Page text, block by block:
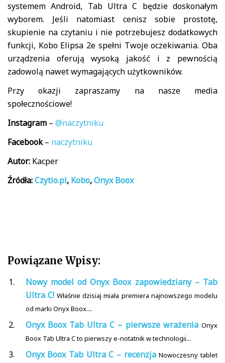
systemem Android, Tab Ultra C będzie doskonałym
wyborem. Jeśli natomiast cenisz sobie prostotę,
skupienie na czytaniu i nie potrzebujesz dodatkowych
funkcji, Kobo Elipsa 2e spełni Twoje oczekiwania. Oba
urządzenia oferują wysoką jakość i z pewnością
zadowolą nawet wymagających użytkowników.
Przy okazji zapraszamy na nasze media
społecznościowe!
Instagram – @naczytniku
Facebook– naczytniku
Autor: Kacper
Źródła:Czytio.pl, Kobo,Onyx Boox
Powiązane Wpisy:
Nowy model od Onyx Boox zapowiedziany – Tab
Ultra C! Właśnie dzisiaj miała premiera najnowszego modelu
od marki Onyx Boox....
Onyx Boox Tab Ultra C – pierwsze wrażenia Onyx
Boox Tab Ultra C to pierwszy e-notatnik w technologii...
Onyx Boox Tab Ultra C – recenzja Nowoczesny tablet